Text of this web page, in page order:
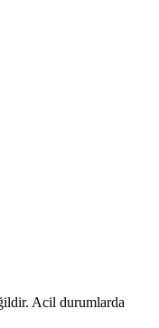
Acil durumlarda